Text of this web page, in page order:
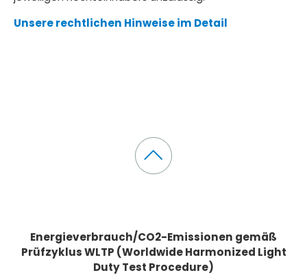
Unsere rechtlichen Hinweise im Detail
Energieverbrauch/CO2-Emissionen gemäß
Prüfzyklus WLTP (Worldwide Harmonized Light
Duty Test Procedure)